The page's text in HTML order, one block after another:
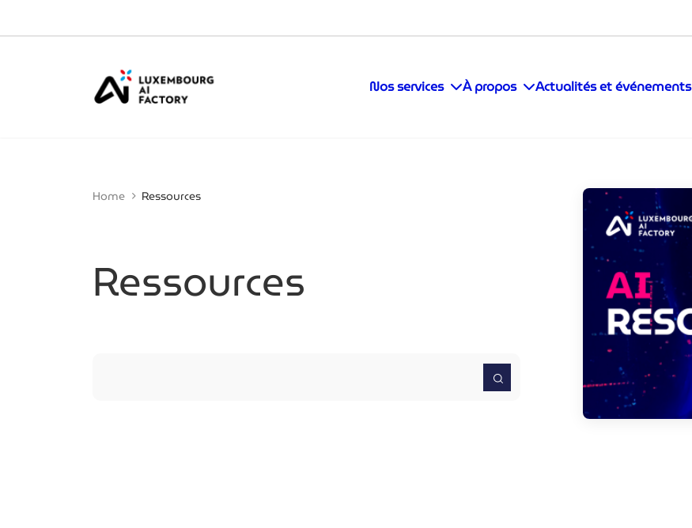
Nos services À propos Actualités et événements
Home Ressources
Ressources